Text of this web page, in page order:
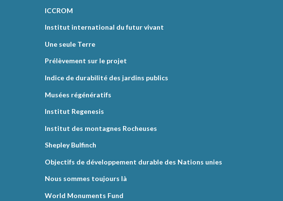
ICCROM
Institut international du futur vivant
Une seule Terre
Prélèvement sur le projet
Indice de durabilité des jardins publics
Musées régénératifs
Institut Regenesis
Institut des montagnes Rocheuses
Shepley Bulfinch
Objectifs de développement durable des Nations unies
Nous sommes toujours là
World Monuments Fund